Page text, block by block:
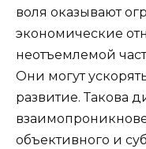
воля оказывают
экономические
неотъемлемой
Они могут
развитие. Такова
объективного и